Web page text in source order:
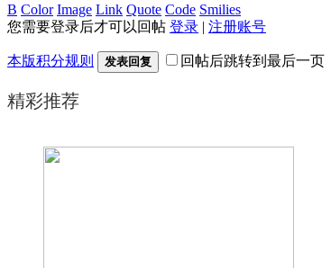
B Color Image Link Quote Code Smilies
您需要登录后才可以回帖 登录 | 注册账号
本版积分规则 发表回复 回帖后跳转到最后一页
精彩推荐